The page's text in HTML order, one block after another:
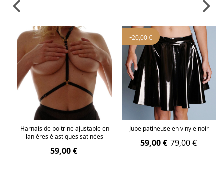
Harnais de poitrine ajustable en
lanières élastiques satinées
59,00 €
-20,00 €
Jupe patineuse en vinyle noir
59,00 € 79,00 €